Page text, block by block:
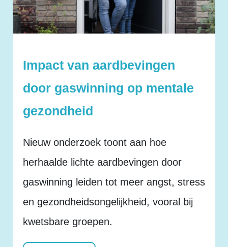
Impact van aardbevingen
door gaswinning op mentale
gezondheid
Nieuw onderzoek toont aan hoe
herhaalde lichte aardbevingen door
gaswinning leiden tot meer angst, stress
en gezondheidsongelijkheid, vooral bij
kwetsbare groepen.